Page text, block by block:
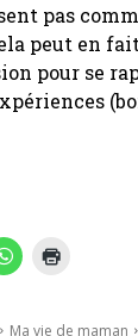
pas
peut en
pour se
Ma vie de maman